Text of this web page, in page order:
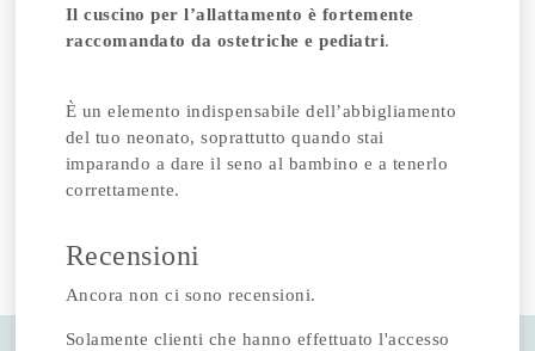
Il cuscino per l’allattamento è fortemente
raccomandato da ostetriche e pediatri.
È un elemento indispensabile dell’abbigliamento
del tuo neonato, soprattutto quando stai
imparando a dare il seno al bambino e a tenerlo
correttamente.
Recensioni
Ancora non ci sono recensioni.
Solamente clienti che hanno effettuato l'accesso